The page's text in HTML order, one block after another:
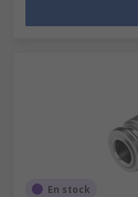
En stock